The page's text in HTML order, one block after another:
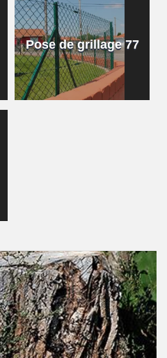
Pose de grillage 77